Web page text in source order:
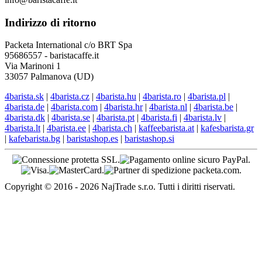
Indirizzo di ritorno
Packeta International c/o BRT Spa
95686557 - baristacaffe.it
Via Marinoni 1
33057 Palmanova (UD)
4barista.sk | 4barista.cz | 4barista.hu | 4barista.ro | 4barista.pl |
4barista.de | 4barista.com | 4barista.hr| 4barista.nl | 4barista.be |
4barista.dk | 4barista.se | 4barista.pt | 4barista.fi | 4barista.lv |
4barista.lt | 4barista.ee | 4barista.ch | kaffeebarista.at | kafesbarista.gr
| kafebarista.bg | baristashop.es | baristashop.si
Copyright © 2016 - 2026 NajTrade s.r.o. Tutti i diritti riservati.